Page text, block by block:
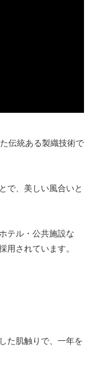
伝統ある製織技術で
で、美しい風合いと
テル・公共施設な
用されています。
た肌触りで、一年を